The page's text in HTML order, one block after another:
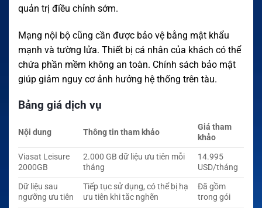
quản trị điều chỉnh sớm.
Mạng nội bộ cũng cần được bảo vệ bằng mật khẩu
mạnh và tường lửa. Thiết bị cá nhân của khách có thể
chứa phần mềm không an toàn. Chính sách bảo mật
giúp giảm nguy cơ ảnh hưởng hệ thống trên tàu.
Bảng giá dịch vụ
Nội dung Thông tin tham khảo
Giá tham
khảo
Viasat Leisure
2000GB
2.000 GB dữ liệu ưu tiên mỗi
tháng
14.995
USD/tháng
Dữ liệu sau
ngưỡng ưu tiên
Tiếp tục sử dụng, có thể bị hạ
ưu tiên khi tắc nghẽn
Đã gồm
trong gói